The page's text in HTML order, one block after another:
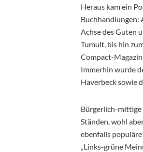
Heraus kam ein
Buchhandlungen:
Achse des Guten
Tumult, bis hin
Compact-
Immerhin wurde
Haverbeck sowie
Bürgerlich-mittige
Ständen, wohl
ebenfalls populäre
„Links-grüne